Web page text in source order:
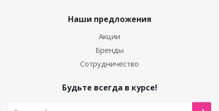
Наши предложения
Акции
Бренды
Сотрудничество
Будьте всегда в курсе!